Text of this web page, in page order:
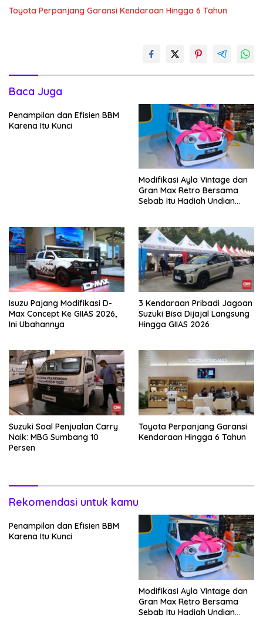
Toyota Perpanjang Garansi Kendaraan Hingga 6 Tahun
Baca Juga
Penampilan dan Efisien BBM
Karena Itu Kunci
Modifikasi Ayla Vintage dan
Gran Max Retro Bersama
Sebab Itu Hadiah Undian
Isuzu Pajang Modifikasi D-
Max Concept Ke GIIAS 2026,
Ini Ubahannya
3 Kendaraan Pribadi Jagoan
Suzuki Bisa Dijajal Langsung
Hingga GIIAS 2026
Suzuki Soal Penjualan Carry
Naik: MBG Sumbang 10
Persen
Toyota Perpanjang Garansi
Kendaraan Hingga 6 Tahun
Rekomendasi untuk kamu
Penampilan dan Efisien BBM
Karena Itu Kunci
Modifikasi Ayla Vintage dan
Gran Max Retro Bersama
Sebab Itu Hadiah Undian